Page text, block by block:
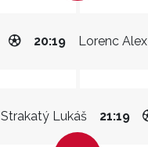
Lorenc Alex
20:19
Strakatý Lukáš 21:19